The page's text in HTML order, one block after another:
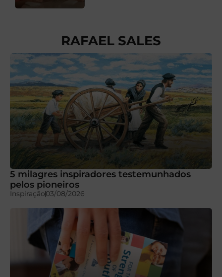
RAFAEL SALES
5 milagres inspiradores testemunhados
pelos pioneiros
Inspiração03/08/2026